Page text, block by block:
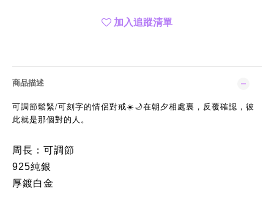
加入追蹤清單
商品描述
可調節鬆緊/可刻字的情侶對戒☀️🌙在朝夕相處裏，反覆確認，彼
此就是那個對的人。
周長：可調節
925純銀
厚鍍白金